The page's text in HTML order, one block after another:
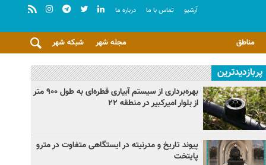
آرشيو تماس با ما درباره ما
مناطق شبکه شهر مجله شهر
پربازدیدترین
بهره‌برداری از سیستم آبیاری قطره‌ای به طول ۹۰۰ متر
از بلوار امیرکبیر در منطقه ۲۲
پیوند تاریخ و مدرنیته در ایستگاهی متفاوت در مترو
پایتخت